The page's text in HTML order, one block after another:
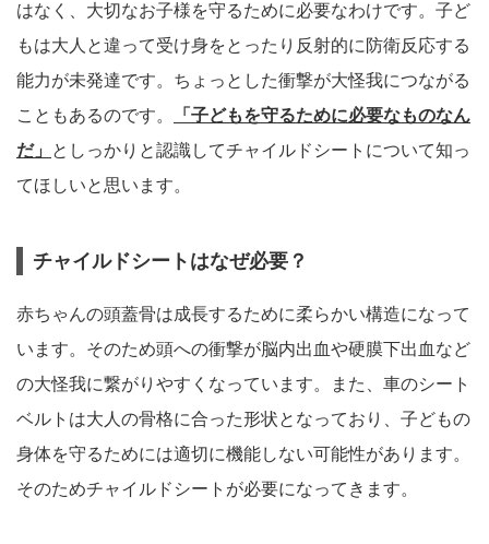
はなく、大切なお子様を守るために必要なわけです。子ど
もは大人と違って受け身をとったり反射的に防衛反応する
能力が未発達です。ちょっとした衝撃が大怪我につながる
こともあるのです。
「子どもを守るために必要なものなん
だ」
としっかりと認識してチャイルドシートについて知っ
てほしいと思います。
チャイルドシートはなぜ必要？
赤ちゃんの頭蓋骨は成長するために柔らかい構造になって
います。そのため頭への衝撃が脳内出血や硬膜下出血など
の大怪我に繋がりやすくなっています。また、車のシート
ベルトは大人の骨格に合った形状となっており、子どもの
身体を守るためには適切に機能しない可能性があります。
そのためチャイルドシートが必要になってきます。